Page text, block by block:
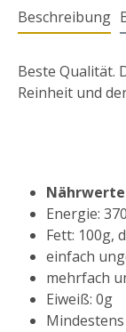
Beschreibung
Beste Qualität.
Reinheit und
Energie:
Fett: 100g,
einfach
mehrfach
Eiweiß: 0g